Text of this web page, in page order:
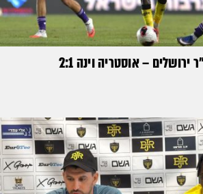
ירושלים – אוסטריה וינה 2:1